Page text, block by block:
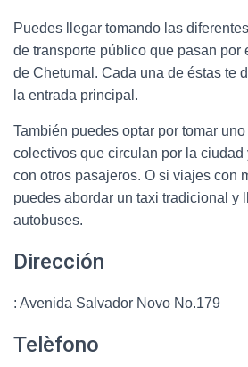
Puedes llegar tomando las
de transporte público que pasan por
de Chetumal. Cada una de éstas te
la entrada principal.
También puedes optar por tomar
colectivos que circulan por la ciudad
con otros pasajeros. O si viajes con
puedes abordar un taxi tradicional y
autobuses.
Dirección
: Avenida Salvador Novo No.179
Telèfono